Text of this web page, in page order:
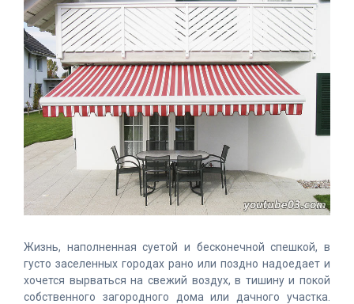
Жизнь, наполненная суетой и бесконечной спешкой, в
густо заселенных городах рано или поздно надоедает и
хочется вырваться на свежий воздух, в тишину и покой
собственного загородного дома или дачного участка.